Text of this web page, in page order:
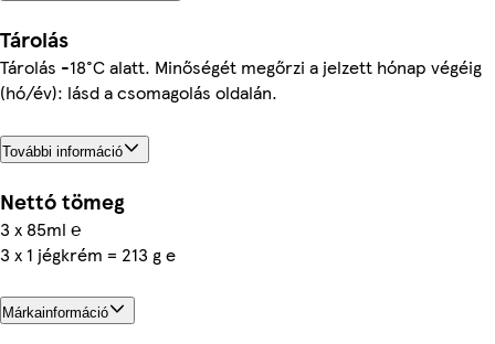
Tárolás
Tárolás -18°C alatt. Minőségét megőrzi a jelzett hónap végéig
(hó/év): lásd a csomagolás oldalán.
További információ
Nettó tömeg
3 x 85ml ℮
3 x 1 jégkrém = 213 g e
Márkainformáció